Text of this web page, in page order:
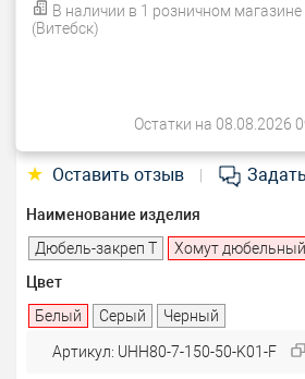
В наличии в 1 розничном магазине
(Витебск)
Остатки на 08.08.2026
★ Оставить отзыв
Наименование изделия
Дюбель-закреп Т
Хомут дюбельный
Цвет
Белый
Серый Черный
Артикул: UHH80-7-150-50-K01-F